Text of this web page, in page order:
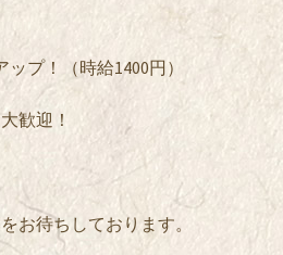
プ！（時給1400円）
歓迎！
お待ちしております。